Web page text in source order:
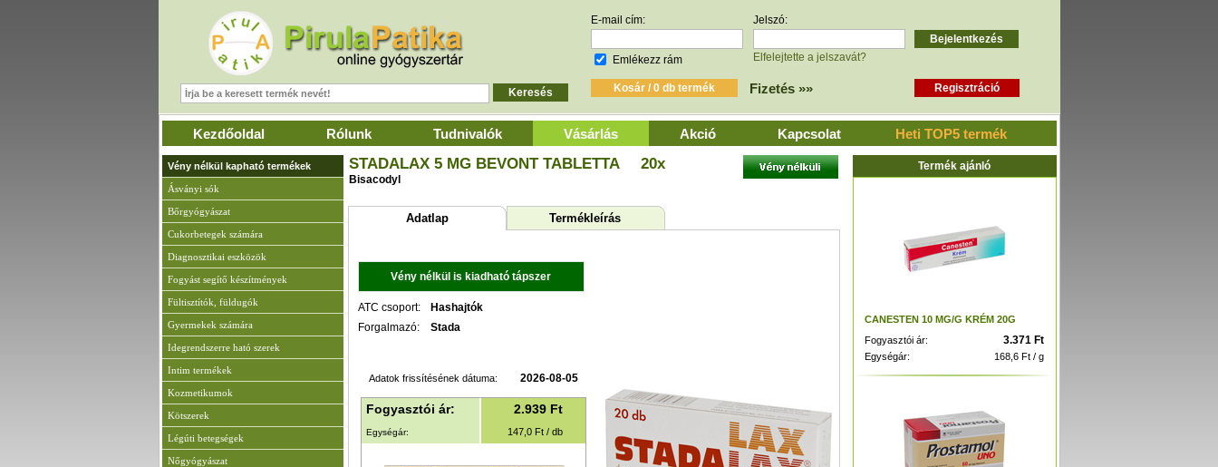
E-mail cím: Jelszó:
Emlékezz rám Elfelejtette a jelszavát?
Fizetés »»
Kezdőoldal Rólunk Tudnivalók Vásárlás Akció Kapcsolat Heti TOP5 termék
Vény nélkül kapható termékek
Ásványi sók
Bőrgyógyászat
Cukorbetegek számára
Diagnosztikai eszközök
Fogyást segítő készítmények
Fültisztítók, füldugók
Gyermekek számára
Idegrendszerre ható szerek
Intim termékek
Kozmetikumok
Kötszerek
Légúti betegségek
Nőgyógyászat
STADALAX 5 MG BEVONT TABLETTA
Bisacodyl
20x
Adatlap Termékleírás
Vény nélkül is kiadható tápszer
ATC csoport:
Hashajtók
Forgalmazó:
Stada
Adatok frissítésének dátuma: 2026-08-05
Fogyasztói ár: 2.939 Ft
Egységár: 147,0 Ft / db
Termék ajánló
CANESTEN 10 MG/G KRÉM 20G
Fogyasztói ár:
3.371 Ft
Egységár: 168,6 Ft / g